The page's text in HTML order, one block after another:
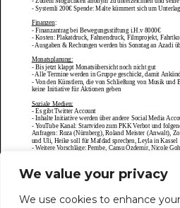
We value your privacy
We use cookies to enhance